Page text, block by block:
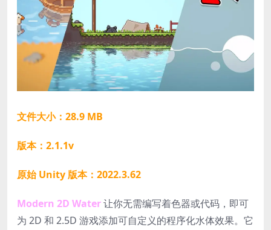
文件大小：28.9 MB
版本：2.1.1v
原始 Unity 版本：2022.3.62
Modern 2D Water让你无需编写着色器或代码，即可
为 2D 和 2.5D 游戏添加可自定义的程序化水体效果。它